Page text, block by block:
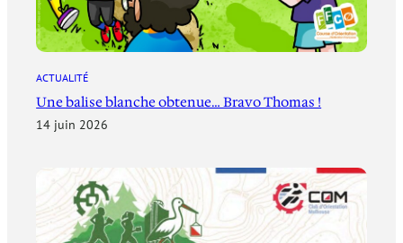
ACTUALITÉ
Une balise blanche obtenue… Bravo Thomas !
14 juin 2026